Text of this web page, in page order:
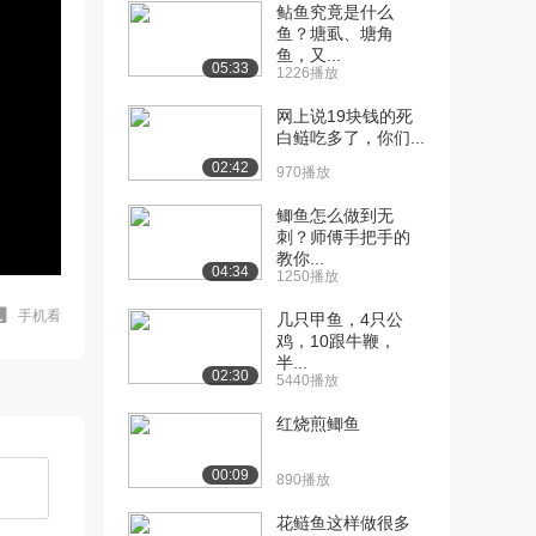
手机看
05:33
鲇鱼究竟是什么
鱼？塘虱、塘角
鱼，又...
1226播放
02:42
网上说19块钱的死
白鲢吃多了，你们...
970播放
04:34
鲫鱼怎么做到无
刺？师傅手把手的
教你...
1250播放
02:30
几只甲鱼，4只公
鸡，10跟牛鞭，
半...
5440播放
00:09
红烧煎鲫鱼
890播放
花鲢鱼这样做很多